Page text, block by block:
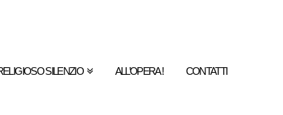
SILENZIO ALL’OPERA ! CONTATTI